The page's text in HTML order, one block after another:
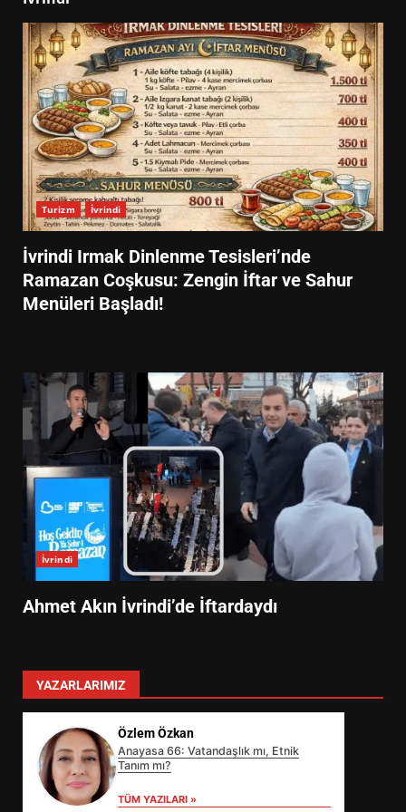
Turizm İvrindi
İvrindi Irmak Dinlenme Tesisleri’nde
Ramazan Coşkusu: Zengin İftar ve Sahur
Menüleri Başladı!
İvrindi
Ahmet Akın İvrindi’de İftardaydı
YAZARLARIMIZ
Özlem Özkan
Anayasa 66: Vatandaşlık mı, Etnik
Tanım mı?
TÜM YAZILARI »